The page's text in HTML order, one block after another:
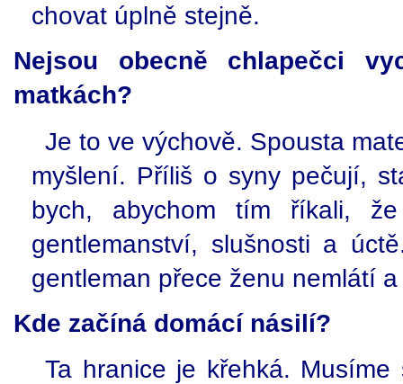
chovat úplně stejně.
Nejsou obecně chlapečci
matkách?
Je to ve výchově. Spousta
myšlení. Příliš o syny pečují,
bych, abychom tím říkali,
gentlemanství, slušnosti a
gentleman přece ženu nemlátí
Kde začíná domácí násilí?
Ta hranice je křehká.